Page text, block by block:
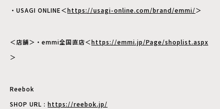
・USAGI ONLINE＜https://usagi-online.com/brand/emmi/＞
＜店舗＞・emmi全国直店＜https://emmi.jp/Page/shoplist.aspx
＞
Reebok
SHOP URL : https://reebok.jp/